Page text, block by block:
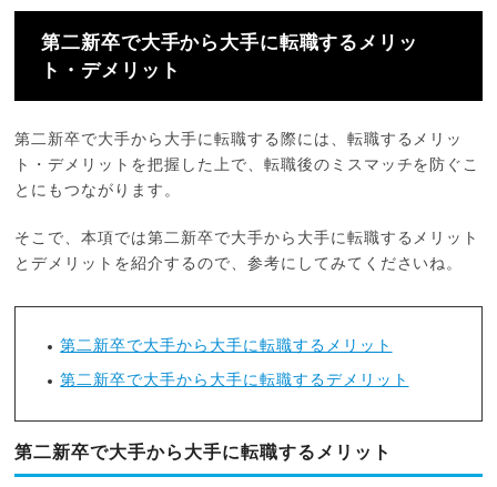
第二新卒で大手から大手に転職するメリッ
ト・デメリット
第二新卒で大手から大手に転職する際には、転職するメリッ
ト・デメリットを把握した上で、転職後のミスマッチを防ぐこ
とにもつながります。
そこで、本項では第二新卒で大手から大手に転職するメリット
とデメリットを紹介するので、参考にしてみてくださいね。
第二新卒で大手から大手に転職するメリット
第二新卒で大手から大手に転職するデメリット
第二新卒で大手から大手に転職するメリット